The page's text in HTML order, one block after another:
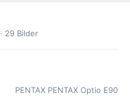
· 29 Bilder
PENTAX PENTAX Optio E90